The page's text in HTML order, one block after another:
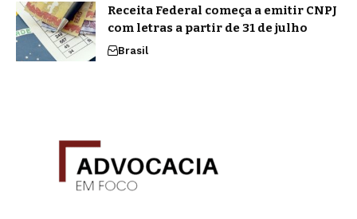
Receita Federal começa a emitir CNPJ
com letras a partir de 31 de julho
Brasil